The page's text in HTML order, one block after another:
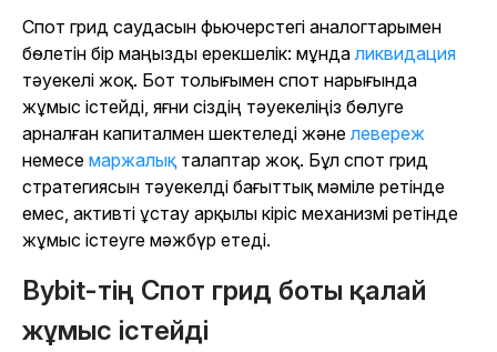
Спот грид саудасын фьючерстегі аналогтарымен
бөлетін бір маңызды ерекшелік: мұндаликвидация
тәуекелі жоқ. Бот толығымен спот нарығында
жұмыс істейді, яғни сіздің тәуекеліңіз бөлуге
арналған капиталмен шектеледі жәнелевереж
немесе маржалықталаптар жоқ. Бұл спот грид
стратегиясын тәуекелді бағыттық мәміле ретінде
емес, активті ұстау арқылы кіріс механизмі ретінде
жұмыс істеуге мәжбүр етеді.
Bybit-тің Спот грид боты қалай
жұмыс істейді